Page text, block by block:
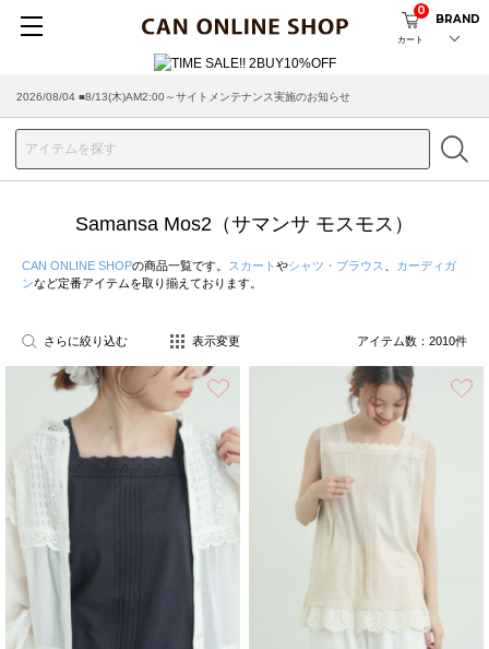
カート
0
BRAND
2026/08/04 ■8/13(木)AM2:00～サイトメンテナンス実施のお知らせ
2026/07/29 ■【お知らせ】ヤマト運輸の配送遅延・停止について
Samansa Mos2（サマンサ モスモス）
CAN ONLINE SHOPの商品一覧です。 スカート やシャツ・ブラウス
カーディガ
ンなど定番アイテムを取り揃えております。
さらに絞り込む 表示変更 アイテム数： 2010件